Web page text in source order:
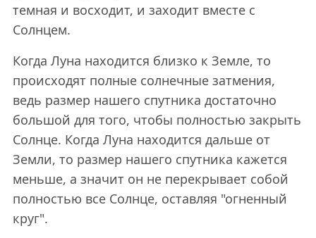
темная и восходит, и заходит вместе с
Солнцем.
Когда Луна находится близко к Земле, то
происходят полные солнечные затмения,
ведь размер нашего спутника достаточно
большой для того, чтобы полностью закрыть
Солнце. Когда Луна находится дальше от
Земли, то размер нашего спутника кажется
меньше, а значит он не перекрывает собой
полностью все Солнце, оставляя "огненный
круг".